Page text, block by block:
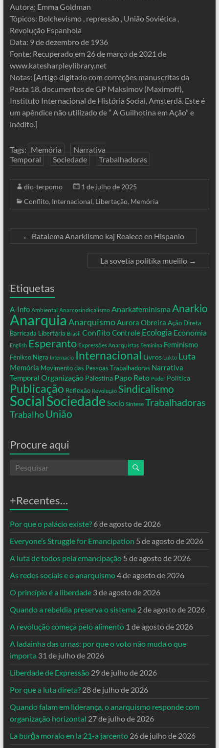
Autora: Emma Goldman
Tópicos: Bolchevismo , repressão , União Soviética ,
Revolução Espanhola
Data: 9 de dezembro de 1936
Fonte: Recuperado em 26 de março de 2021 de
www.katesharpleylibrary.net
Notas: [Artigo digitado com correções manuscritas da
Pasta 18, documentos de GP Maksimov (Maximoff),
Instituto Internacional de História Social, Amsterdã. Este é
um apêndice não utilizado de ” A Guilhotina em Ação” e
inédito.]
Tags: Memória
Narrativa
Temporal
Sociedade Trabalhadoras
dio-terpomo
1 de julho de 2025
Conflito, Internacional, Libertação, Memória
← Batalema Anarkiismo kaj Realeco en Hispanio
La sovetia politika muelilo →
Etiquetas
A-Info Ambiental Anarcosindicalismo Anarkafeminisma Anarkio
Anarquia AnarquismoAurora Obreira Ação Direta
Barricada Libertária Brasil ConflitoControle Ecologia Economia
English Esperanto Expressões Anarquistas Feminina Feminismo
Fenikso Nigra Internacio Internacional Livros Lukto Luta
Memória Movimento das Pessoas Trabalhadoras Narrativa
Temporal Organização Palestina Papo Reto Poder Política
Publicação Reflexão Revolução Sindicalismo
SocialSociedade Socio Síntese Trabalhadoras
Trabalho União
Procure aqui
+Recentes…
Por que o palácio existe? 6 de agosto de 2026
Everyone’s Struggle for Emancipation 5 de agosto de 2026
A luta de todos pela emancipação 5 de agosto de 2026
As redes sociais e o anarquismo4 de agosto de 2026
O princípio é a liberdade 3 de agosto de 2026
Quando a rebeldia preserva o sistema 2 de agosto de 2026
A revolução começa pelo alimento 1 de agosto de 2026
A ladainha das urnas: por que o voto não muda o que
importa 31 de julho de 2026
Liberdade de Expressão 29 de julho de 2026
Por que a luta direta? 28 de julho de 2026
Quando falam em liderança, o anarquismo responde com
organização horizontal 27 de julho de 2026
La burĝa moralo en la 21-a jarcento 26 de julho de 2026